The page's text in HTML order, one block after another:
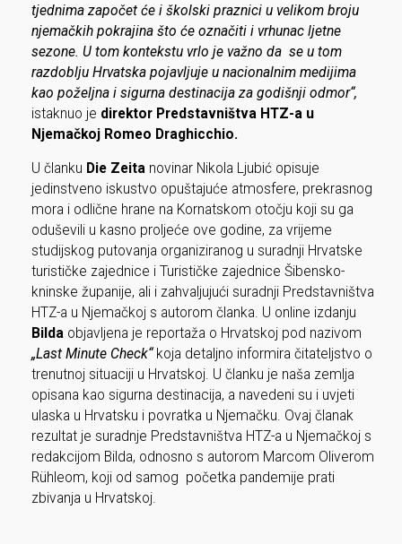
tjednima započet će i školski praznici u velikom broju
njemačkih pokrajina što će označiti i vrhunac ljetne
sezone. U tom kontekstu vrlo je važno da se u tom
razdoblju Hrvatska pojavljuje u nacionalnim medijima
kao poželjna i sigurna destinacija za godišnji odmor“,
istaknuo je direktor Predstavništva HTZ-a u
Njemačkoj Romeo Draghicchio.
U članku Die Zeitanovinar Nikola Ljubić opisuje
jedinstveno iskustvo opuštajuće atmosfere, prekrasnog
mora i odlične hrane na Kornatskom otočju koji su ga
oduševili u kasno proljeće ove godine, za vrijeme
studijskog putovanja organiziranog u suradnji Hrvatske
turističke zajednice i Turističke zajednice Šibensko-
kninske županije, ali i zahvaljujući suradnji Predstavništva
HTZ-a u Njemačkoj s autorom članka. U online izdanju
Bilda objavljena je reportaža o Hrvatskoj pod nazivom
„Last Minute Check“koja detaljno informira čitateljstvo o
trenutnoj situaciji u Hrvatskoj. U članku je naša zemlja
opisana kao sigurna destinacija, a navedeni su i uvjeti
ulaska u Hrvatsku i povratka u Njemačku. Ovaj članak
rezultat je suradnje Predstavništva HTZ-a u Njemačkoj s
redakcijom Bilda, odnosno s autorom Marcom Oliverom
Rühleom, koji od samog početka pandemije prati
zbivanja u Hrvatskoj.